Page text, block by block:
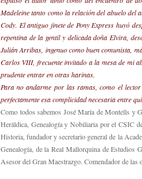
Madeleine tanto como la relación del abuelo del
Cody. El antiguo jinete de Pony Express huyó
repentina de la gentil y delicada doña Elvira,
Julián Arribas, ingenuo como buen comunista,
Carlos VIII, frecuente invitado a la mesa de mi
prudente entrar en otras harinas.
Para no andarme por las ramas, como el
perfectamente esa complicidad necesaria entre
Como todos sabemos José María de Montells y
Heráldica, Genealogía y Nobiliaria por el CSIC
Historia, fundador y secretario general de la
Genealogía, de la Real Mallorquina de Estudios
Asesor del Gran Maestrazgo. Comendador de